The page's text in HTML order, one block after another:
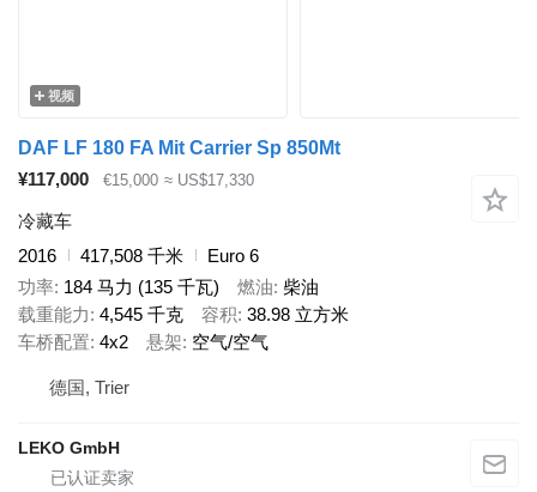
视频
DAF LF 180 FA Mit Carrier Sp 850Mt
¥117,000
€15,000 ≈ US$17,330
冷藏车
2016
417,508 千米
Euro 6
功率 184 马力 (135 千瓦) 燃油 柴油
载重能力 4,545 千克 容积 38.98 立方米
车桥配置 4x2 悬架 空气/空气
德国, Trier
LEKO GmbH